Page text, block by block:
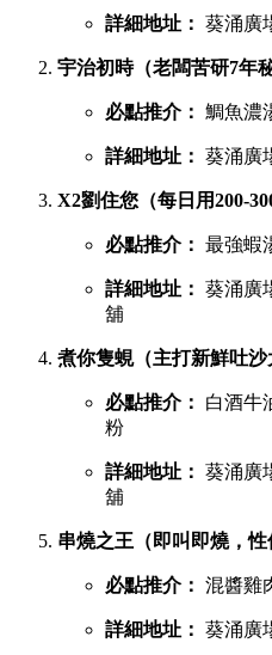
詳細地址： 葵涌廣
宇治初時（老闆苦研7年
必點推介： 鯛魚濃
詳細地址： 葵涌廣
X2劉住您（每日用200-
必點推介： 最強蝦
詳細地址： 葵涌廣
舖
煮你隻蜆（主打新鮮吐沙
必點推介：
白酒牛
粉
詳細地址： 葵涌廣
舖
串燒之王（即叫即燒，性
必點推介： 混醬雞
詳細地址： 葵涌廣